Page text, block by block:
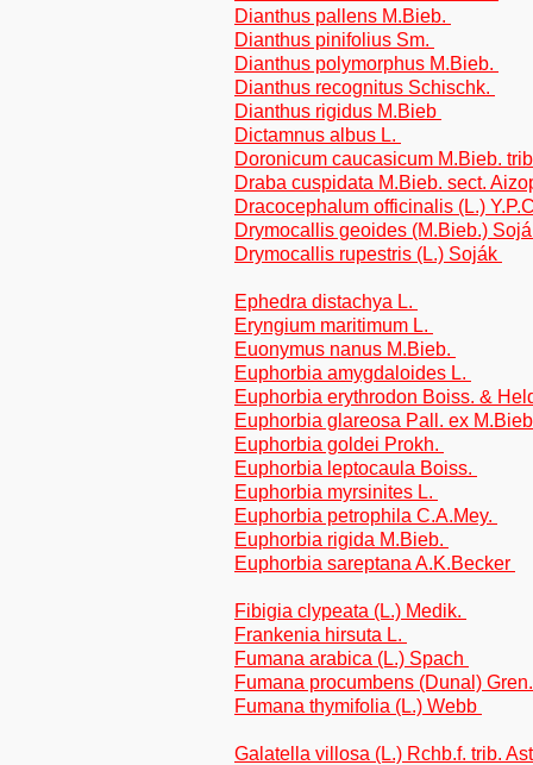
Dianthus pallens M.Bieb.
Dianthus pinifolius Sm.
Dianthus polymorphus M.Bieb.
Dianthus recognitus Schischk.
Dianthus rigidus M.Bieb
Dictamnus albus L.
Doronicum caucasicum M.Bieb.
Draba cuspidata M.Bieb. sect.
Dracocephalum officinalis (L.)
Drymocallis geoides (M.Bieb.)
Drymocallis rupestris (L.) Soják
Ephedra distachya L.
Eryngium maritimum L.
Euonymus nanus M.Bieb.
Euphorbia amygdaloides L.
Euphorbia erythrodon Boiss. &
Euphorbia glareosa Pall. ex
Euphorbia goldei Prokh.
Euphorbia leptocaula Boiss.
Euphorbia myrsinites L.
Euphorbia petrophila C.A.Mey.
Euphorbia rigida M.Bieb.
Euphorbia sareptana A.K.Becker
Fibigia clypeata (L.) Medik.
Frankenia hirsuta L.
Fumana arabica (L.) Spach
Fumana procumbens (Dunal)
Fumana thymifolia (L.) Webb
Galatella villosa (L.) Rchb.f. trib.